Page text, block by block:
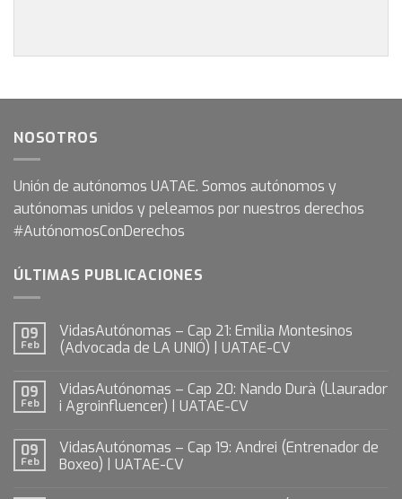
NOSOTROS
Unión de autónomos UATAE. Somos autónomos y
autónomas unidos y peleamos por nuestros derechos
#AutónomosConDerechos
ÚLTIMAS PUBLICACIONES
09
Feb
VidasAutónomas – Cap 21: Emilia Montesinos
(Advocada de LA UNIÓ) | UATAE-CV
09
Feb
VidasAutónomas – Cap 20: Nando Durà (Llaurador
i Agroinfluencer) | UATAE-CV
09
Feb
VidasAutónomas – Cap 19: Andrei (Entrenador de
Boxeo) | UATAE-CV